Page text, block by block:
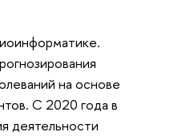
на основе
С 2020 года в
деятельности